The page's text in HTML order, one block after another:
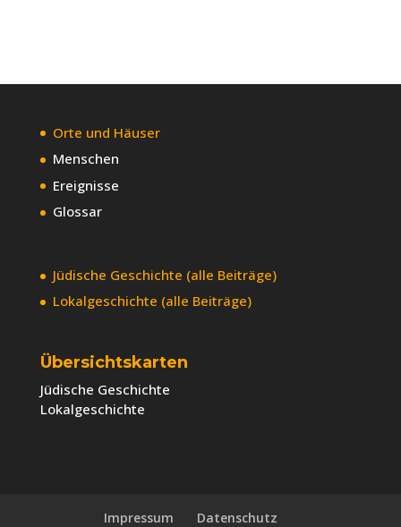
Orte und Häuser
Menschen
Ereignisse
Glossar
Jüdische Geschichte (alle Beiträge)
Lokalgeschichte (alle Beiträge)
Übersichtskarten
Jüdische Geschichte
Lokalgeschichte
Impressum Datenschutz